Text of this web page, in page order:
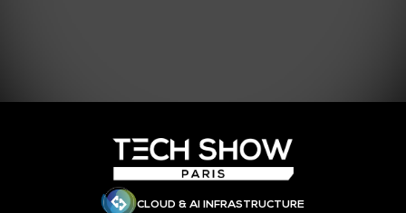
CLOUD & AI INFRASTRUCTURE